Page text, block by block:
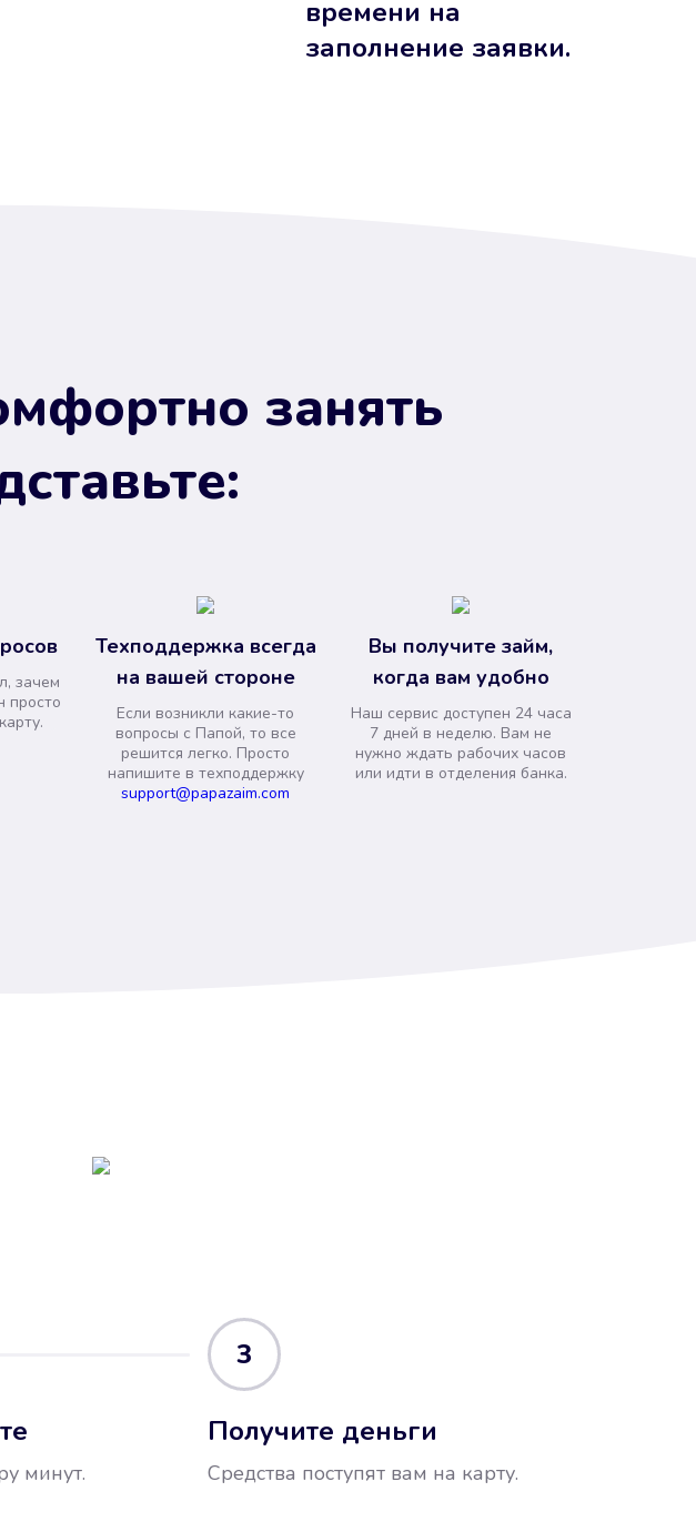
времени на
заполнение заявки.
занять
зачем
просто
Техподдержка всегда
на вашей стороне
Если возникли какие-то
вопросы с Папой, то все
решится легко. Просто
напишите в техподдержку
support@papazaim.com
Вы получите займ,
когда вам удобно
Наш сервис доступен 24 часа
7 дней в неделю. Вам не
нужно ждать рабочих часов
или идти в отделения банка.
минут.
3
Получите деньги
Средства поступят вам на карту.